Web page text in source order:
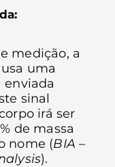
medição, a
uma
enviada
sinal
irá ser
de massa
nome (BIA –
).